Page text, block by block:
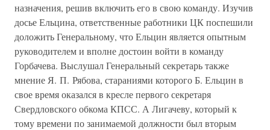
назначения, решив включить его в свою команду. Изучив
досье Ельцина, ответственные работники ЦК поспешили
доложить Генеральному, что Ельцин является опытным
руководителем и вполне достоин войти в команду
Горбачева. Выслушал Генеральный секретарь также
мнение Я. П. Рябова, стараниями которого Б. Ельцин в
свое время оказался в кресле первого секретаря
Свердловского обкома КПСС. А Лигачеву, который к
тому времени по занимаемой должности был вторым